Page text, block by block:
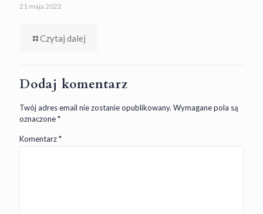
21 maja 2022
Czytaj dalej
Dodaj komentarz
Twój adres email nie zostanie opublikowany. Wymagane pola są
oznaczone*
Komentarz*